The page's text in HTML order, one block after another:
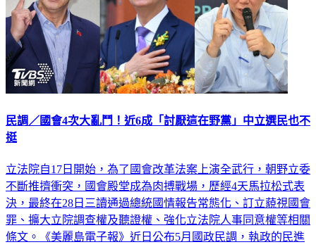
挺
不斷推擠衝突，國會殿堂成為肉搏戰場，歷經4天馬拉松式表
決，最終在28日三讀通過總統國情報告常態化、訂立藐視國會
罪、擴大立院調查權及聽證權、強化立法院人事同意權等相關
條文。《美麗島電子報》近日公布5月國政民調，執政的民進
黨獲得46.1%正向評價，在野的國民黨跟民眾黨好感度雙雙下